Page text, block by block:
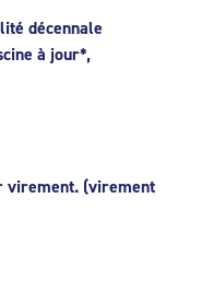
décennale
à jour*,
virement. (virement